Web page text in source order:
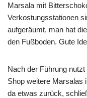
Marsala mit
Verkostungsstationen
aufgeräumt, man hat
den Fußboden. Gute
Nach der Führung
Shop weitere Marsalas
da etwas zurück,